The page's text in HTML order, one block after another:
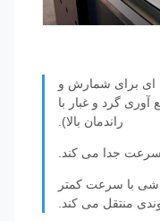
شمارش و
و غبار با
راندمان بالا).
جدا می کند.
سرعت کمتر
منتقل می کند.